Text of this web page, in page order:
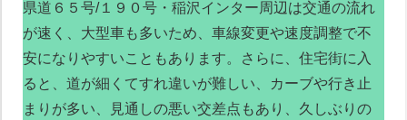
県道６５号/１９０号・稲沢インター周辺は交通の流れ
が速く、大型車も多いため、車線変更や速度調整で不
安になりやすいこともあります。さらに、住宅街に入
ると、道が細くてすれ違いが難しい、カーブや行き止
まりが多い、見通しの悪い交差点もあり、久しぶりの